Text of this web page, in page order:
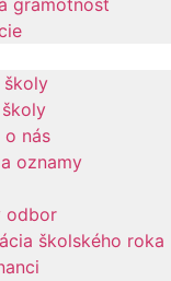
gramotnosť
školy
o nás
oznamy
odbor
školského roka